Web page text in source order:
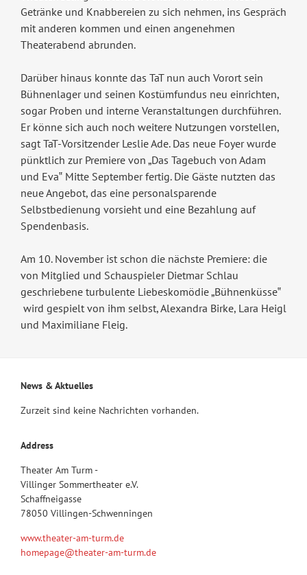
Getränke und Knabbereien zu sich nehmen, ins Gespräch
mit anderen kommen und einen angenehmen
Theaterabend abrunden.
Darüber hinaus konnte das TaT nun auch Vorort sein
Bühnenlager und seinen Kostümfundus neu einrichten,
sogar Proben und interne Veranstaltungen durchführen.
Er könne sich auch noch weitere Nutzungen vorstellen,
sagt TaT-Vorsitzender Leslie Ade. Das neue Foyer wurde
pünktlich zur Premiere von „Das Tagebuch von Adam
und Eva‟ Mitte September fertig. Die Gäste nutzten das
neue Angebot, das eine personalsparende
Selbstbedienung vorsieht und eine Bezahlung auf
Spendenbasis.
Am 10. November ist schon die nächste Premiere: die
von Mitglied und Schauspieler Dietmar Schlau
geschriebene turbulente Liebeskomödie „Bühnenküsse‟
wird gespielt von ihm selbst, Alexandra Birke, Lara Heigl
und Maximiliane Fleig.
News & Aktuelles
Zurzeit sind keine Nachrichten vorhanden.
Address
Theater Am Turm -
Villinger Sommertheater e.V.
Schaffneigasse
78050 Villingen-Schwenningen
www.theater-am-turm.de
homepage@theater-am-turm.de